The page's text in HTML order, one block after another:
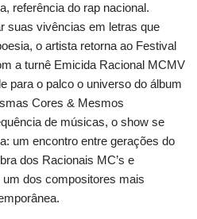
referência do rap nacional.
suas vivências em letras que
o artista retorna ao Festival
a turnê Emicida Racional MCMV
para o palco o universo do álbum
Cores & Mesmos
de músicas, o show se
um encontro entre gerações do
dos Racionais MC’s e
dos compositores mais